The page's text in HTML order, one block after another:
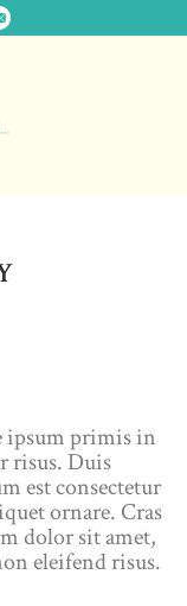
ipsum primis in
risus. Duis
est consectetur
ornare. Cras
dolor sit amet,
eleifend risus.